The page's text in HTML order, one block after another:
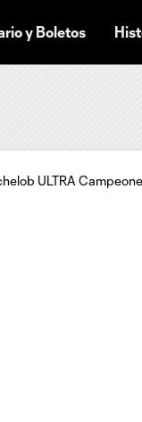
y Boletos